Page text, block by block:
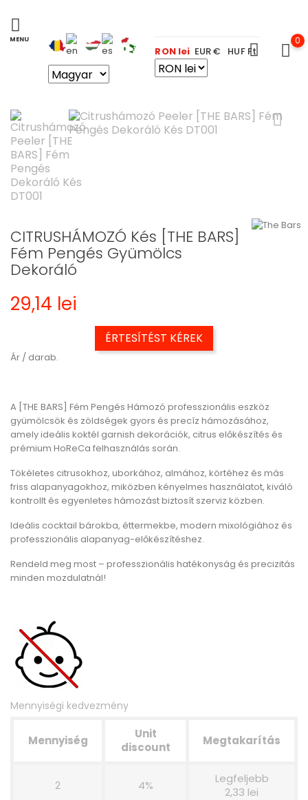
0
RON lei EUR € HUF Ft
CITRUSHÁMOZÓ Kés [THE BARS]
Fém Pengés Gyümölcs
Dekoráló
29,14 lei
ÉRTESÍTÉST KÉREK
Ár / darab.
A [THE BARS] Fém Pengés Hámozó professzionális eszköz
gyümölcsök és zöldségek gyors és precíz hámozásához,
amely ideális koktél garnish dekorációk, citrus előkészítés és
prémium HoReCa felhasználás során.
Tökéletes citrusokhoz, uborkához, almához, körtéhez és más
friss alapanyagokhoz, miközben kényelmes használatot, kiváló
kontrollt és egyenletes hámozást biztosít szerviz közben.
Ideális cocktail bárokba, éttermekbe, modern mixológiához és
professzionális alapanyag-előkészítéshez.
Rendeld meg most – professzionális hatékonyság és precizitás
minden mozdulatnál!
Mennyiségi kedvezmény
Mennyiség
Unit
discount
Megtakarítás
2 4%
Legfeljebb
2,33 lei